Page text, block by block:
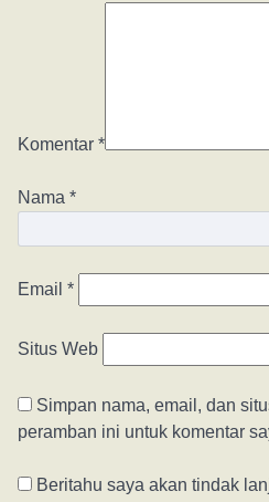
Komentar *
Nama *
Email *
Situs Web
Simpan nama, email, dan
peramban ini untuk komentar
Beritahu saya akan tindak